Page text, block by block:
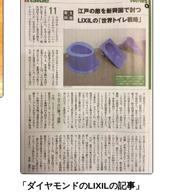
ダイヤモンドのLIXILの記事